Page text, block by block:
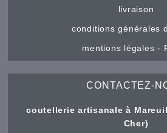
livraison
conditions générales
mentions légales -
CONTACTEZ-
coutellerie artisanale à
Cher)